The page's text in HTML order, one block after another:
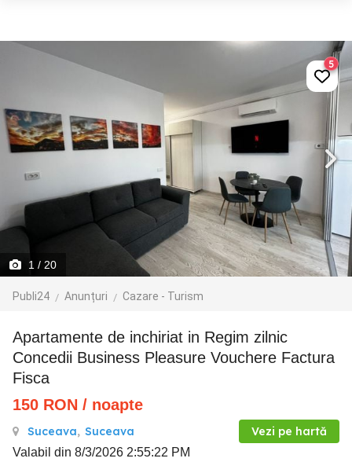
1 / 20
Publi24 Anunțuri Cazare - Turism
5
Apartamente de inchiriat in Regim zilnic
Concedii Business Pleasure Vouchere Factura
Fisca
150 RON / noapte
Suceava, Suceava Vezi pe hartă
Valabil din 8/3/2026 2:55:22 PM